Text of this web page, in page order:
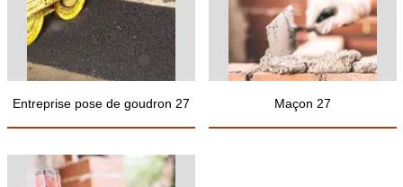
Entreprise pose de goudron 27 Maçon 27